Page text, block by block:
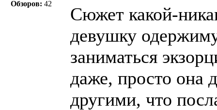
Обзоров: 42
Сюжет какой-
девушку
заниматься
даже, просто она
другими, что